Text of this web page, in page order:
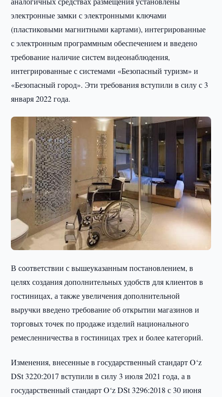
электронные замки с электронными ключами
(пластиковыми магнитными картами), интегрированные
с электронным программным обеспечением и введено
требование наличие систем видеонаблюдения,
интегрированные с системами «Безопасный туризм» и
«Безопасный город». Эти требования вступили в силу с 3
января 2022 года.
В соответствии с вышеуказанным постановлением, в
целях создания дополнительных удобств для клиентов в
гостиницах, а также увеличения дополнительной
выручки введено требование об открытии магазинов и
торговых точек по продаже изделий национального
ремесленничества в гостиницах трех и более категорий.
Изменения, внесенные в государственный стандарт O‘z
DSt 3220:2017 вступили в силу 3 июля 2021 года, а в
государственный стандарт O‘z DSt 3296:2018 с 30 июня